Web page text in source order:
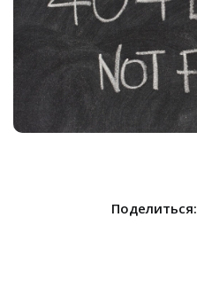
Поделиться: